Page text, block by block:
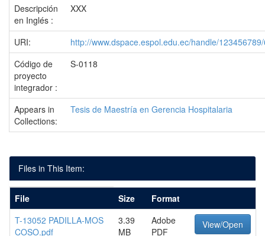
Descripción
en Inglés :
XXX
URI:
http://www.dspace.espol.edu.ec/handle/
Código de
proyecto
integrador :
S-0118
Appears in
Collections:
Tesis de Maestría en Gerencia Hospitalaria
Files in This Item:
File Size
Format
T-13052 PADILLA-MOS
COSO.pdf
3.39
MB
Adobe
PDF
View/Open